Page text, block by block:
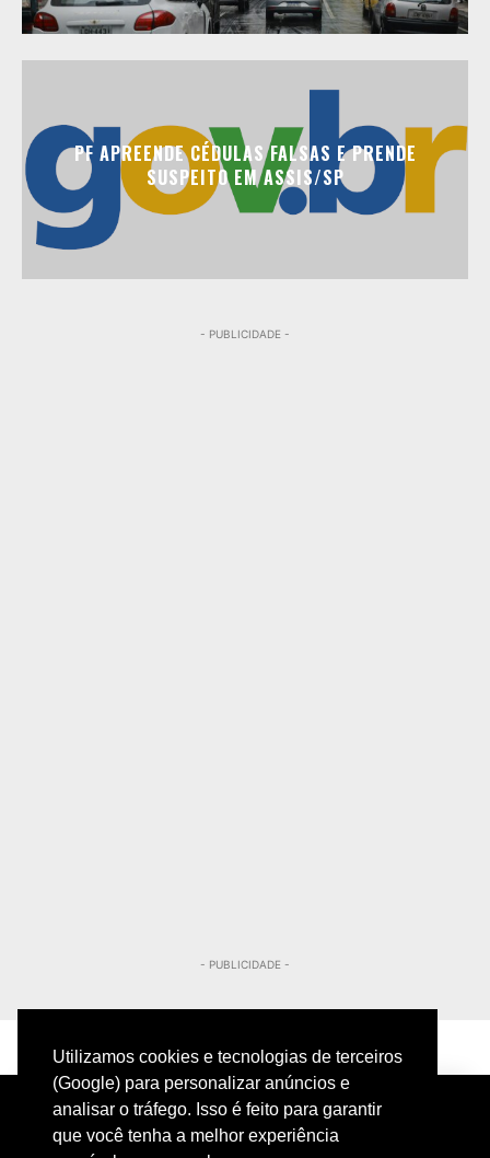
Utilizamos cookies e tecnologias de terceiros
(Google) para personalizar anúncios e
analisar o tráfego. Isso é feito para garantir
que você tenha a melhor experiência
PF APREENDE CÉDULAS FALSAS E PRENDE
SUSPEITO EM ASSIS/SP
- PUBLICIDADE -
- PUBLICIDADE -